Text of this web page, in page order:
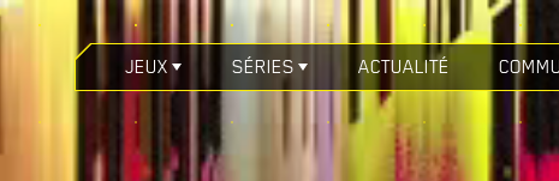
JEUX SÉRIES ACTUALITÉ